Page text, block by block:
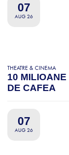
07
AUG 26
THEATRE & CINEMA
10 MILIOANE
DE CAFEA
07
AUG 26